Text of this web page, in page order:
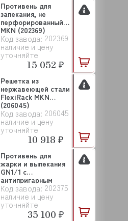
Код завода: 202369
наличие и цену
уточняйте
Противень для
запекания, не
перфорированный
MKN (202369)
15 052 ₽
Код завода: 206045
наличие и цену
уточняйте
Решетка из
нержавеющей стали
FlexiRack MKN
(206045)
10 918 ₽
Код завода: 202375
наличие и цену
уточняйте
Противень для
жарки и выпекания
GN1/1 с
антипригарным
покрытием, ...
35 100 ₽